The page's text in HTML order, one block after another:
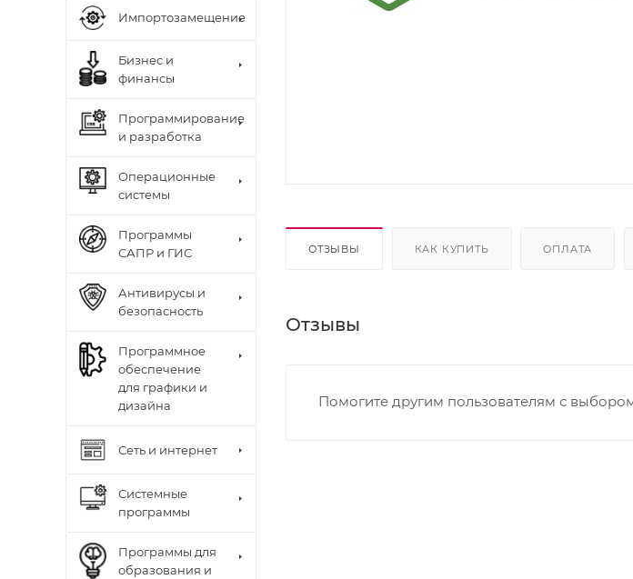
ОТЗЫВЫ КАК КУПИТЬ ОПЛАТА
Отзывы
Помогите другим пользователям с
Импортозамещение
Бизнес и
финансы
Программирование
и разработка
Операционные
системы
Программы
САПР и ГИС
Антивирусы и
безопасность
Программное
обеспечение
для графики и
дизайна
Сеть и интернет
Системные
программы
Программы для
образования и